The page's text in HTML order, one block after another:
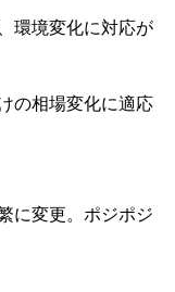
環境変化に対応が
の相場変化に適応
に変更。ポジポジ